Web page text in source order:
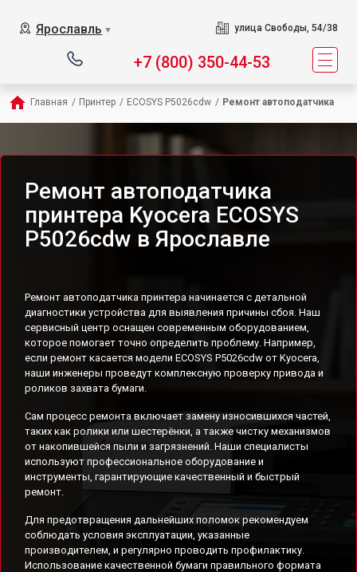
Ярославль ▼ улица Свободы, 54/38
+7 (800) 350-44-53
Главная / Принтер / ECOSYS P5026cdw / Ремонт автоподатчика
Ремонт автоподатчика
принтера Kyocera ECOSYS
P5026cdw в Ярославле
Ремонт автоподатчика принтера начинается с детальной
диагностики устройства для выявления причины сбоя. Наш
сервисный центр оснащен современным оборудованием,
которое помогает точно определить проблему. Например,
если ремонт касается модели ECOSYS P5026cdw от Kyocera,
наши инженеры проведут комплексную проверку привода и
роликов захвата бумаги.
Сам процесс ремонта включает замену износившихся частей,
таких как ролики или шестерёнки, а также чистку механизмов
от накопившейся пыли и загрязнений. Наши специалисты
используют профессиональное оборудование и
инструменты, гарантирующие качественный и быстрый
ремонт.
Для предотвращения дальнейших поломок рекомендуем
соблюдать условия эксплуатации, указанные
производителем, и регулярно проводить профилактику.
Использование качественной бумаги правильного формата